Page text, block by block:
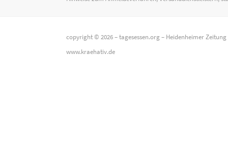
copyright © 2026 –tagesessen.org– Heidenheimer Zeitung
www.kraehativ.de